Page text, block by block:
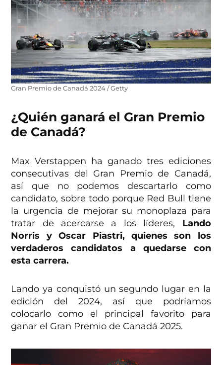
Gran Premio de Canadá 2024 / Getty
¿Quién ganará el Gran Premio
de Canadá?
Max Verstappen ha ganado tres ediciones
consecutivas del Gran Premio de Canadá,
así que no podemos descartarlo como
candidato, sobre todo porque Red Bull tiene
la urgencia de mejorar su monoplaza para
tratar de acercarse a los líderes, Lando
Norris y Oscar Piastri, quienes son los
verdaderos candidatos a quedarse con
esta carrera.
Lando ya conquistó un segundo lugar en la
edición del 2024, así que podríamos
colocarlo como el principal favorito para
ganar el Gran Premio de Canadá 2025.